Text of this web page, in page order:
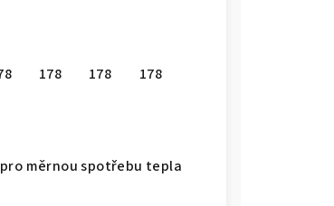
178 178 178
měrnou spotřebu tepla